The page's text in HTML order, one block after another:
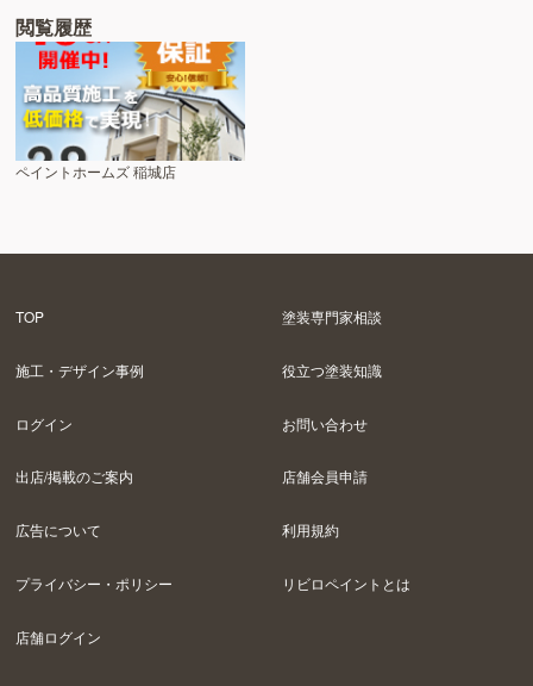
閲覧履歴
ペイントホームズ 稲城店
TOP 塗装専門家相談
施工・デザイン事例 役立つ塗装知識
ログイン お問い合わせ
出店/掲載のご案内 店舗会員申請
広告について 利用規約
プライバシー・ポリシー リビロペイントとは
店舗ログイン